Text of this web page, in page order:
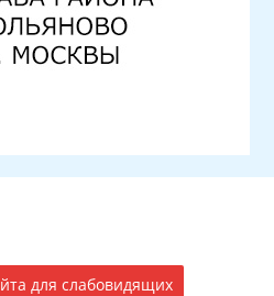
для слабовидящих